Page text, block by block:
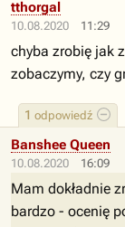
10.08.2020 11:29
1 odpowiedź
tthorgal
chyba zrobię jak
zobaczymy, czy
10.08.2020 16:09
Banshee Queen
Mam dokładnie
bardzo - ocenię